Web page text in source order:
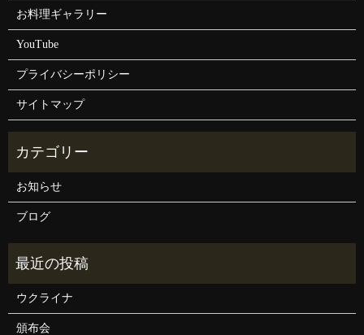
お料理ギャラリー
YouTube
プライバシーポリシー
サイトマップ
お知らせ
ブログ
ウクライナ
頒布会